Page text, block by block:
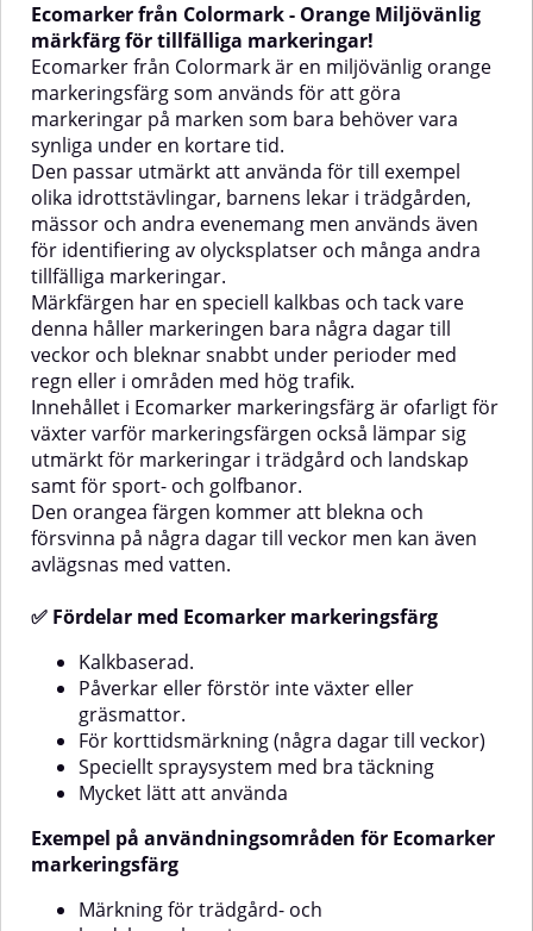
evenemang men kan även
användas för identifiering av
olycksplatser och andra tillfällen
där tillfällig markering är
önskvärt.Tack vare den speciella
kalkbasen håller markeringen
bara några dagar till veckor och
bleknar snabbt under perioder
med regn eller i områden med
hög trafik. Innehållet i Ecomarker
markeringsfärg är ofarligt för
växter varför markeringsfärgen
också lämpar sig utmärkt för
trädgård och landskap samt för
sport- och golfbanor.Den röda
färgen kommer att blekna och
försvinna på några dagar till
veckor men kan även avlägsnas
med vatten.✅ Fördelar med
Ecomarker
markeringsfärgKalkbaserad.Påverkar
eller förstör inte växter eller
gräsmattor.För korttidsmärkning
(några dagar till veckor)Speciellt
spraysystem med bra
täckningMycket lätt att
användaExempel på
Ecomarker
trädgård- och
landskapsplaneringGolfbanor,
fotbollsplaner, sportarenor,
tävling m m.Märkning av
olycksplatserFör markeringar på
evenemang och mässorLekar i
trädgårdenAnvändningInnan du
använder podukten läs noggrant
varningstexter på etiketten.Skaka
burken i cirka 3 minuter innan
användning.Testspraya på en ej
vara cirka 5-15 cm.Applicera
evenemang men används även
för identifiering av olycksplatser
och andra tillfällen där tillfällig
markering är önskvärt.Tack vare
att markeringsfärgen har en
speciell kalkbas håller
markeringen bara några dagar till
veckor och bleknar mycket
snabbt under perioder med regn
eller i områden med hög trafik.
Innehållet i Ecomarker
markeringsfärg är ofarligt för
också lämpar sig utmärkt för
användning i trädgård och
landskap samt för sport- och
golfbanor.Den vita färgen
kommer att blekna och försvinna
på några dagar till veckor men
kan även avlägsnas med
vatten.✅ Fördelar med
Ecomarker
eller förstör inte växter eller
gräsmattor.För korttidsmärkning
(några dagar till veckor)Speciellt
användaExempel på
markeringsfärgMärkning för
trädgård- och
fotbollsplaner, sportarenor,
tävling m m.Märkning av
olycksplatserFör markeringar på
trädgårdenAnvändningInnan du
använder podukten läs noggrant
användning.Testspraya på en ej
Ecomarker från Colormark - Orange Miljövänlig
märkfärg för tillfälliga markeringar!
Ecomarker från Colormark är en miljövänlig orange
markeringsfärg som används för att göra
markeringar på marken som bara behöver vara
synliga under en kortare tid.
Den passar utmärkt att använda för till exempel
olika idrottstävlingar, barnens lekar i trädgården,
mässor och andra evenemang men används även
för identifiering av olycksplatser och många andra
tillfälliga markeringar.
Märkfärgen har en speciell kalkbas och tack vare
denna håller markeringen bara några dagar till
veckor och bleknar snabbt under perioder med
regn eller i områden med hög trafik.
Innehållet i Ecomarker markeringsfärg är ofarligt för
växter varför markeringsfärgen också lämpar sig
utmärkt för markeringar i trädgård och landskap
samt för sport- och golfbanor.
Den orangea färgen kommer att blekna och
försvinna på några dagar till veckor men kan även
avlägsnas med vatten.
✅ Fördelar med Ecomarker markeringsfärg
Kalkbaserad.
Påverkar eller förstör inte växter eller
gräsmattor.
För korttidsmärkning (några dagar till veckor)
Speciellt spraysystem med bra täckning
Mycket lätt att använda
Exempel på användningsområden för Ecomarker
markeringsfärg
Märkning för trädgård- och